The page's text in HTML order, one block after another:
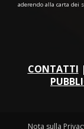
aderendo alla carta dei
CONTATTI |
Nota sulla